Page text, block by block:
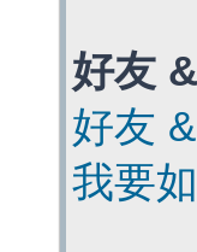
好友
好友
我要